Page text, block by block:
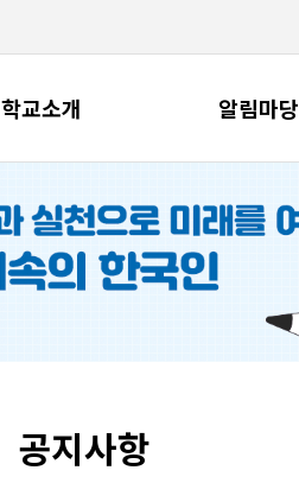
학교소개 알림마당
공지사항